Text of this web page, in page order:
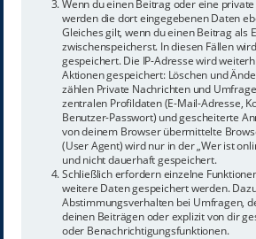
Wenn du einen Beitrag oder eine
werden die dort eingegebenen Daten
Gleiches gilt, wenn du einen Beitrag als
zwischenspeicherst. In diesen Fällen
gespeichert. Die IP-Adresse wird
Aktionen gespeichert: Löschen und
zählen Private Nachrichten und
zentralen Profildaten (E-Mail-Adresse,
Benutzer-Passwort) und gescheiterte
von deinem Browser übermittelte
(User Agent) wird nur in der „Wer ist
und nicht dauerhaft gespeichert.
Schließlich erfordern einzelne
weitere Daten gespeichert werden.
Abstimmungsverhalten bei Umfragen,
deinen Beiträgen oder explizit von dir
oder Benachrichtigungsfunktionen.